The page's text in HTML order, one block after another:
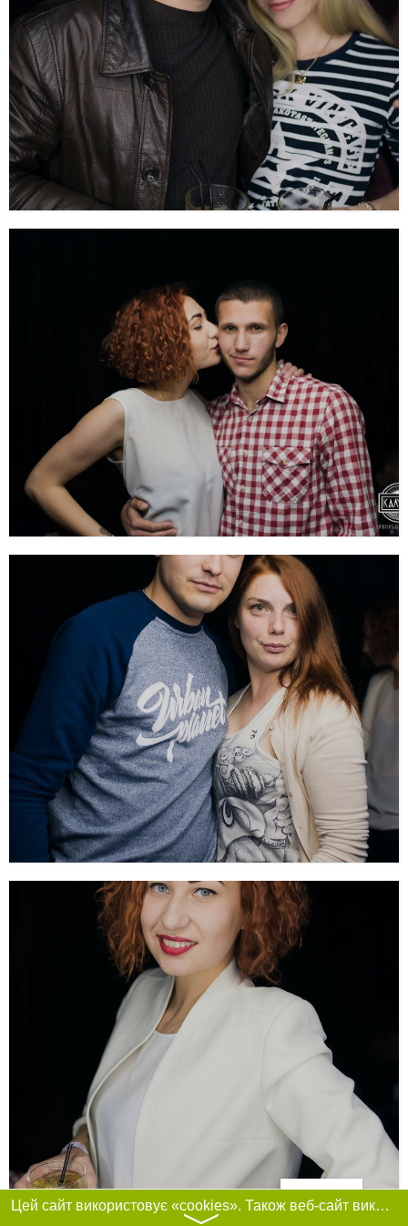
Фільтри
Цей сайт використовує «cookies». Також веб-сайт використовує інтернет-сервіс для збору технічних даних стосовно відвідувачів з метою отримання маркетингової та статистичної інформації. Умови обробки даних відвідувачів сайту див.
〉